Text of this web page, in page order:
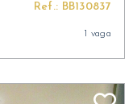
Ref.: BB130837
1 vaga